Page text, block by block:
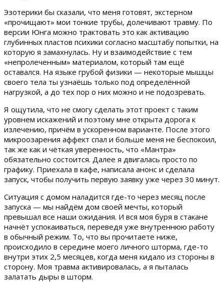
Эзотерики бы сказали, что меня готовят, экстерном
«прочищают» мои тонкие трубы, долечивают травму. По
версии Юнга можно трактовать это как активацию
глубинных пластов психики согласно масштабу попытки, на
которую я замахнулась. Ну и взаимодействие с тем
«непролеченным» материалом, который там ещё
оставался. На языке грубой физики — некоторые мышцы
своего тела ты узнаёшь только под определённой
нагрузкой, а до тех пор о них можно и не подозревать.
Я ощутила, что не смогу сделать этот проект с таким
уровнем искажений и поэтому мне открыта дорога к
излечению, причём в ускоренном варианте. После этого
микроозарения аффект спал и больше меня не беспокоил,
так же как и чёткая уверенность, что «Мантра»
обязательно состоится. Далее я двигалась просто по
графику. Приехала в кафе, написала анонс и сделала
запуск, чтобы получить первую заявку уже через 30 минут.
Ситуация с домом наладится где-то через месяц после
запуска — мы найдём дом своей мечты, который
превышал все наши ожидания. И вся моя буря в стакане
начнёт успокаиваться, переведя уже внутреннюю работу
в обычный режим. То, что вы прочитаете ниже,
происходило в середине моего личного шторма, где-то
внутри этих 2,5 месяцев, когда меня кидало из стороны в
сторону. Моя травма активировалась, а я пыталась
залатать дыры в шторм.